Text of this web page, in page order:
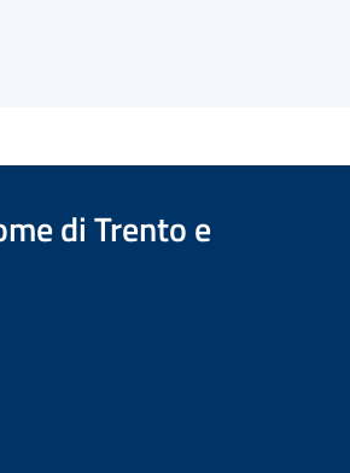
di Trento e